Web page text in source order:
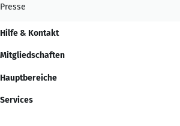
Presse
Hilfe & Kontakt
Mitgliedschaften
Hauptbereiche
Services